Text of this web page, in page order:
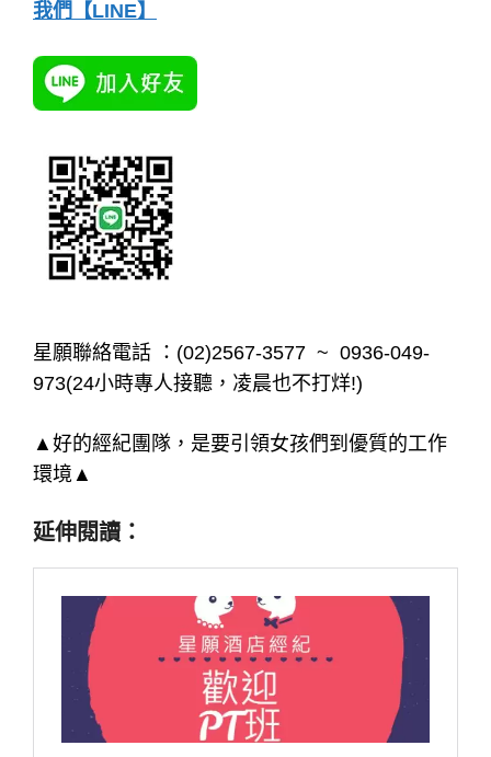
我們【LINE】
星願聯絡電話 ：(02)2567-3577 ~ 0936-049-
973(24小時專人接聽，凌晨也不打烊!)
▲好的經紀團隊，是要引領女孩們到優質的工作
環境▲
延伸閱讀：